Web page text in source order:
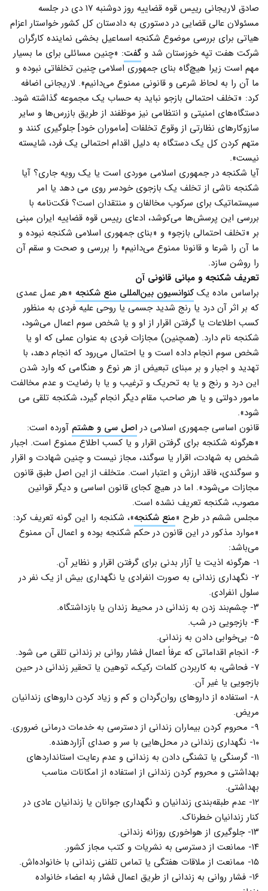
صادق لاریجانی رییس قوه قضاییه روز دوشنبه ۱۷ دی در جلسه
مسئولان عالی قضایی در دستوری به دادستان کل کشور خواستار اعزام
هیاتی برای بررسی موضوع شکنجه اسماعیل بخشی نماینده کارگران
شرکت هفت تپه خوزستان شد و گفت: «چنین مسائلی برای ما بسیار
مهم است زیرا هیچ‌گاه بنای جمهوری اسلامی چنین تخلفاتی نبوده و
ما آن را به لحاظ شرعی و قانونی ممنوع می‌دانیم». لاریجانی اضافه
کرد: «تخلف احتمالی بازجو نباید به حساب یک مجموعه گذاشته شود.
دستگاه‌های امنیتی و انتظامی نیز موظفند از طریق بازرس‌‌ها و سایر
سازوکارهای نظارتی از وقوع تخلفات [ماموران خود] جلوگیری کنند و
متهم کردن کل یک دستگاه به دلیل اقدام احتمالی یک فرد، شایسته
نیست».
آیا شکنجه در جمهوری اسلامی موردی است یا یک رویه جاری؟ آیا
شکنجه ناشی از تخلف یک بازجوی خودسر روی می دهد یا امر
سیستماتیک برای سرکوب مخالفان و منتقدان است؟ فکت‌نامه با
بررسی این پرسش‌ها می‌کوشد، ادعای رییس قوه قضاییه ایران مبنی
بر «تخلف احتمالی بازجو» و «بنای جمهوری اسلامی شکنجه نبوده و
ما آن را شرعا و قانونا ممنوع می‌دانیم» را بررسی و صحت و سقم آن
را روشن سازد.
تعریف شکنجه و مبانی قانونی آن
براساس ماده یک کنوانسیون بین‌المللی منع شکنجه «هر عمل عمدی
که بر اثر آن درد یا رنج شدید جسمی یا روحی علیه فردی به منظور
کسب اطلاعات یا گرفتن اقرار از او و یا شخص سوم اعمال می‌شود،
شکنجه نام دارد. (همچنین) مجازات فردی به عنوان عملی که او یا
شخص سوم انجام داده است و یا احتمال می‌رود که انجام دهد، با
تهدید و اجبار و بر مبنای تبعیض از هر نوع و هنگامی که وارد شدن
این درد و رنج و یا به تحریک و ترغیب و یا با رضایت و عدم مخالفت
مامور دولتی و یا هر صاحب مقام دیگر انجام گیرد، شکنجه تلقی می
شود».
قانون اساسی جمهوری اسلامی در اصل سی و هشتم آورده است:
«هرگونه‏ شکنجه‏ برای‏ گرفتن‏ اقرار و یا کسب‏ اطلاع‏ ممنوع است. ‏اجبار
شخص‏ به‏ شهادت، اقرار یا سوگند، مجاز نیست‏ و چنین‏ شهادت‏ و اقرار
و سوگندی‏، فاقد ارزش‏ و اعتبار است. متخلف‏ از این‏ اصل‏ طبق‏ قانون‏
مجازات‏ می‌شود». اما در هیچ کجای قانون اساسی و دیگر قوانین
مصوب، شکنجه تعریف نشده است.
مجلس ششم در طرح «منع شکنجه»، شکنجه را این گونه تعریف کرد:
«موارد مذکور در این قانون در حکم شکنجه بوده و اعمال آن ممنوع
مى‌باشد:
۱- هرگونه اذیت یا آزار بدنى براى گرفتن اقرار و نظایر آن.
۲- نگهدارى زندانى به صورت انفرادى یا نگهدارى بیش از یک نفر در
سلول انفرادى.
۳- چشم‌بند زدن به زندانى در محیط زندان یا بازداشتگاه.
۴- بازجویى در شب.
۵- بى‌خوابى دادن به زندانى.
۶- انجام اقداماتى که عرفاً اعمال فشار روانى بر زندانى تلقى مى شود.
۷- فحاشى، به کاربردن کلمات رکیک، توهین یا تحقیر زندانى در حین
بازجویى یا غیر آن.
۸- استفاده از داروهاى روان‌گردان و کم و زیاد کردن داروهاى زندانیان
مریض.
۹- محروم کردن بیماران زندانى از دسترسى به خدمات درمانى ضرورى.
۱۰- نگهدارى زندانى در محل‌هایى با سر و صداى آزاردهنده.
۱۱- گرسنگى یا تشنگى دادن به زندانى و عدم رعایت استانداردهاى
بهداشتى و محروم کردن زندانى از استفاده از امکانات مناسب
بهداشتى.
۱۲- عدم طبقه‌بندى زندانیان و نگهدارى جوانان یا زندانیان عادى در
کنار زندانیان خطرناک.
۱۳- جلوگیرى از هواخورى روزانه زندانى.
۱۴- ممانعت از دسترسى به نشریات و کتب مجاز کشور.
۱۵- ممانعت از ملاقات هفتگى یا تماس تلفنى زندانى با خانواده‌اش.
۱۶- فشار روانى به زندانى از طریق اعمال فشار به اعضاء خانواده